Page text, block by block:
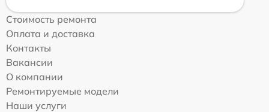
Стоимость ремонта
Оплата и доставка
Контакты
Вакансии
О компании
Ремонтируемые модели
Наши услуги